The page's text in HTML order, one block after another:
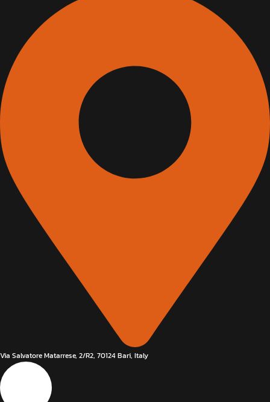
Via Salvatore Matarrese, 2/R2, 70124 Bari, Italy